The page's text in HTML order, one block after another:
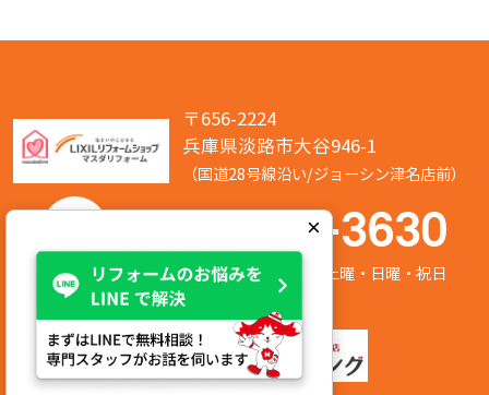
〒656-2224
兵庫県淡路市大谷946-1
（国道28号線沿い/ジョーシン津名店前）
050-7586-3630
営業時間:8:00～17:00 定休日:第2/第4土曜・日曜・祝日
×